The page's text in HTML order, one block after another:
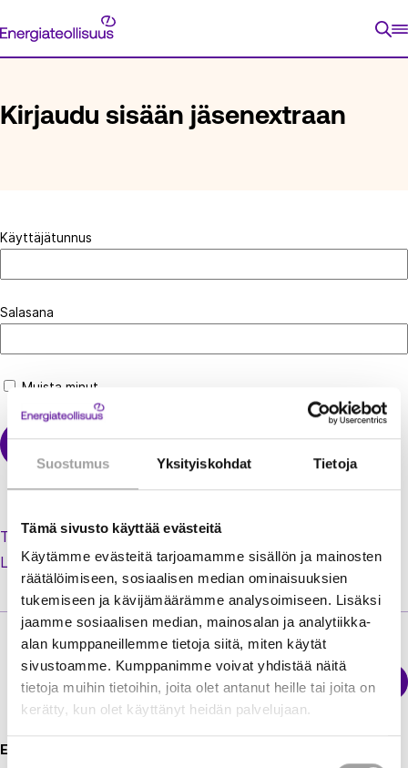
Suostumus Yksityiskohdat Tietoja
Tämä sivusto käyttää evästeitä
Käytämme evästeitä tarjoamamme sisällön ja mainosten
räätälöimiseen, sosiaalisen median ominaisuuksien
tukemiseen ja kävijämäärämme analysoimiseen. Lisäksi
jaamme sosiaalisen median, mainosalan ja analytiikka-
alan kumppaneillemme tietoja siitä, miten käytät
sivustoamme. Kumppanimme voivat yhdistää näitä
tietoja muihin tietoihin, joita olet antanut heille tai joita on
kerätty, kun olet käyttänyt heidän palvelujaan.
Suostumuksen
suoraan
Energiateollisuus
ETUSIVU
Kirjaudu sisään jäsenextraan
Käyttäjätunnus
Salasana
Muista minut
Tilaa uusi salasana unohtuneen tilalle
Luo käyttäjätili jäsenextraan
Energiateollisuus
Sähkökatkokartta
Energiateollisuus ry